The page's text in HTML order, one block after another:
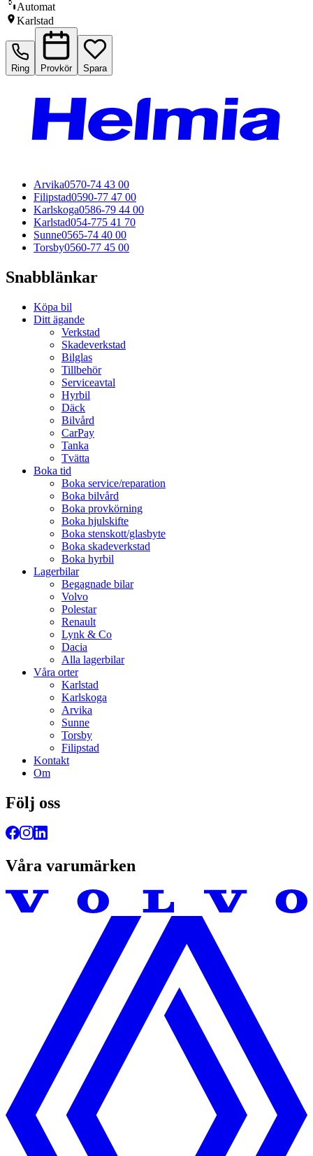
Automat
Karlstad
Ring Provkör Spara
Arvika0570-74 43 00
Filipstad0590-77 47 00
Karlskoga0586-79 44 00
Karlstad054-775 41 70
Sunne0565-74 40 00
Torsby0560-77 45 00
Snabblänkar
Köpa bil
Ditt ägande
Verkstad
Skadeverkstad
Bilglas
Tillbehör
Serviceavtal
Hyrbil
Däck
Bilvård
CarPay
Tanka
Tvätta
Boka tid
Boka service/reparation
Boka bilvård
Boka provkörning
Boka hjulskifte
Boka stenskott/glasbyte
Boka skadeverkstad
Boka hyrbil
Lagerbilar
Begagnade bilar
Volvo
Polestar
Renault
Lynk & Co
Dacia
Alla lagerbilar
Våra orter
Karlstad
Karlskoga
Arvika
Sunne
Torsby
Filipstad
Kontakt
Om
Följ oss
Våra varumärken